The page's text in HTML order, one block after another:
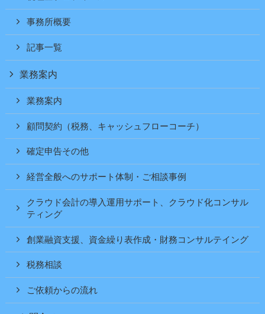
事務所概要
記事一覧
業務案内
業務案内
顧問契約（税務、キャッシュフローコーチ）
確定申告その他
経営全般へのサポート体制・ご相談事例
クラウド会計の導入運用サポート、クラウド化コンサル
ティング
創業融資支援、資金繰り表作成・財務コンサルテイング
税務相談
ご依頼からの流れ